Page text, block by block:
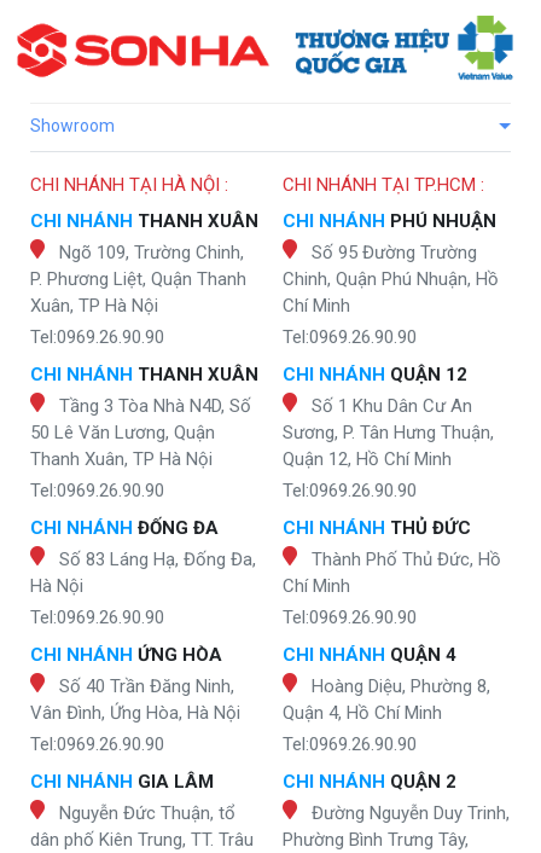
Showroom
CHI NHÁNH TẠI HÀ NỘI :
CHI NHÁNH THANH XUÂN
Ngõ 109, Trường Chinh,
P. Phương Liệt, Quận Thanh
Xuân, TP Hà Nội
Tel:0969.26.90.90
CHI NHÁNH THANH XUÂN
Tầng 3 Tòa Nhà N4D, Số
50 Lê Văn Lương, Quận
Thanh Xuân, TP Hà Nội
Tel:0969.26.90.90
CHI NHÁNH ĐỐNG ĐA
Số 83 Láng Hạ, Đống Đa,
Hà Nội
Tel:0969.26.90.90
CHI NHÁNH ỨNG HÒA
Số 40 Trần Đăng Ninh,
Vân Đình, Ứng Hòa, Hà Nội
Tel:0969.26.90.90
CHI NHÁNH GIA LÂM
Nguyễn Đức Thuận, tổ
dân phố Kiên Trung, TT. Trâu
CHI NHÁNH TẠI TP.HCM :
CHI NHÁNH PHÚ NHUẬN
Số 95 Đường Trường
Chinh, Quận Phú Nhuận, Hồ
Chí Minh
Tel:0969.26.90.90
CHI NHÁNH QUẬN 12
Số 1 Khu Dân Cư An
Sương, P. Tân Hưng Thuận,
Quận 12, Hồ Chí Minh
Tel:0969.26.90.90
CHI NHÁNH THỦ ĐỨC
Thành Phố Thủ Đức, Hồ
Chí Minh
Tel:0969.26.90.90
CHI NHÁNH QUẬN 4
Hoàng Diệu, Phường 8,
Quận 4, Hồ Chí Minh
Tel:0969.26.90.90
CHI NHÁNH QUẬN 2
Đường Nguyễn Duy Trinh,
Phường Bình Trưng Tây,